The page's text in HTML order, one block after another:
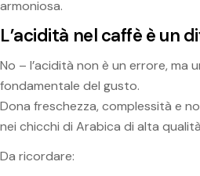
armoniosa.
L’acidità nel caffè è un
No – l’acidità non è un errore, ma
fondamentale del gusto.
Dona freschezza, complessità e
nei chicchi di Arabica di alta
Da ricordare: